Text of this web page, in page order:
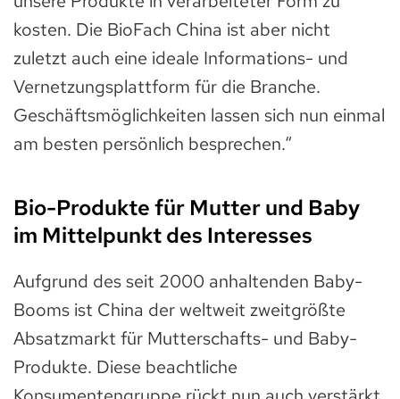
kosten. Die BioFach China ist aber nicht
zuletzt auch eine ideale Informations- und
Vernetzungsplattform für die Branche.
Geschäftsmöglichkeiten lassen sich nun einmal
am besten persönlich besprechen.“
Bio-Produkte für Mutter und Baby
im Mittelpunkt des Interesses
Aufgrund des seit 2000 anhaltenden Baby-
Booms ist China der weltweit zweitgrößte
Absatzmarkt für Mutterschafts- und Baby-
Produkte. Diese beachtliche